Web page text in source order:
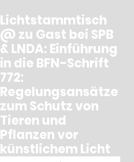
Lichtstammtisch
@ zu Gast bei SPB
& LNDA: Einführung
in die BFN-Schrift
772:
Regelungsansätze
zum Schutz von
Tieren und
Pflanzen vor
künstlichem Licht